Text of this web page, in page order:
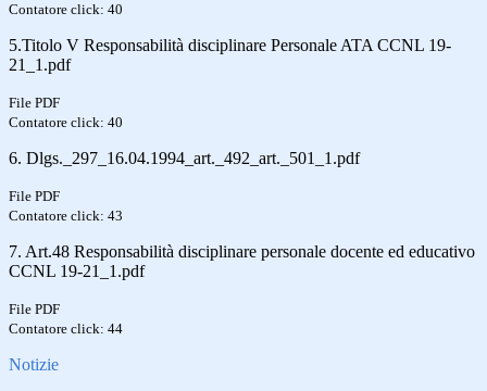
Contatore click: 40
5.Titolo V Responsabilità disciplinare Personale ATA CCNL 19-
21_1.pdf
File PDF
Contatore click: 40
6. Dlgs._297_16.04.1994_art._492_art._501_1.pdf
File PDF
Contatore click: 43
7. Art.48 Responsabilità disciplinare personale docente ed educativo
CCNL 19-21_1.pdf
File PDF
Contatore click: 44
Notizie